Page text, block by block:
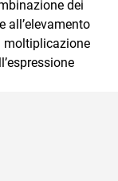
dei
all’elevamento
moltiplicazione